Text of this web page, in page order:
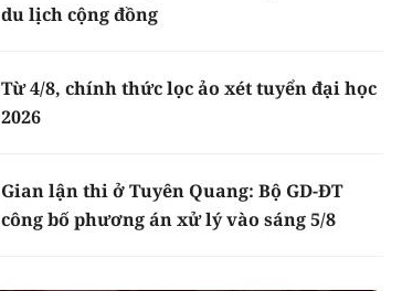
du lịch cộng đồng
Từ 4/8, chính thức lọc ảo xét tuyển đại học
2026
Gian lận thi ở Tuyên Quang: Bộ GD-ĐT
công bố phương án xử lý vào sáng 5/8